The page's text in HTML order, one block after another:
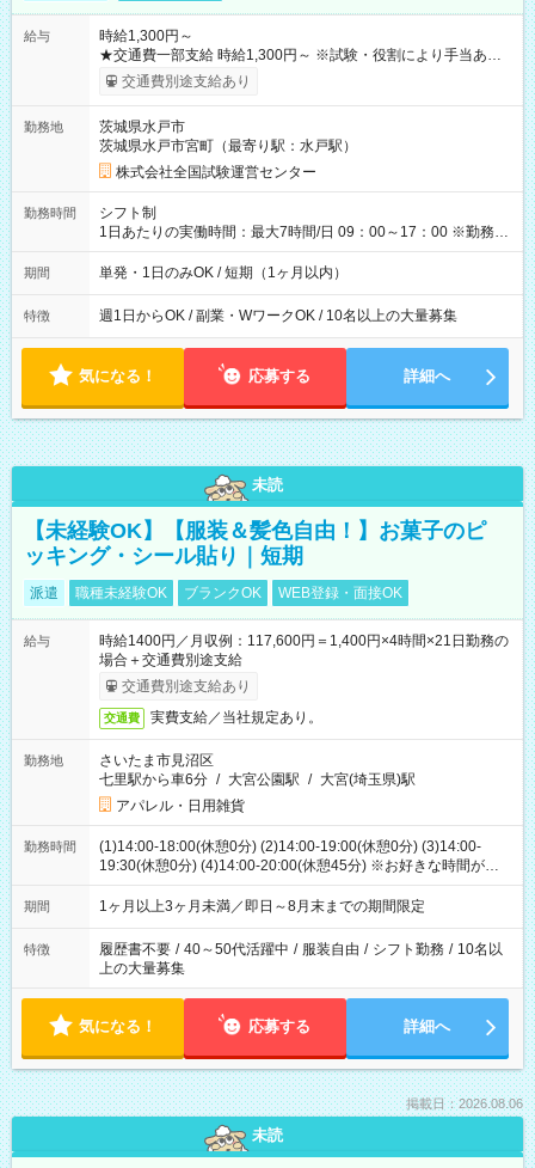
給与
時給1,300円～
★交通費一部支給 時給1,300円～ ※試験・役割により手当あり
※勤務回数により昇給あり 【即給（前払い）オプションあ
り！】 希望される場合、勤務から1週間ほどで給与の一部を受け
例】 ・河合塾模擬試験 8:30～17:30（休憩1時間） 時給1,300円
×8時間＝日収10,400円＋交通費 ※当日の役割により時給＋100
円の場合あり ・国家試験 7:00～13:30（休憩なし） 時給1,300
円（役割手当＋100円）×6時間＝日収8,400円＋交通費 【試用期
間】試用期間なし
交通費別途支給あり
勤務地
茨城県水戸市
茨城県水戸市宮町（最寄り駅：水戸駅）
株式会社全国試験運営センター
勤務時間
シフト制
1日あたりの実働時間：最大7時間/日 09：00～17：00 ※勤務時
間は 試験により異なります。
期間 単発・1日のみOK / 短期（1ヶ月以内）
特徴 週1日からOK / 副業・WワークOK / 10名以上の大量募集
気になる！ 応募する 詳細へ
未読
【未経験OK】【服装＆髪色自由！】お菓子のピ
ッキング・シール貼り｜短期
派遣 職種未経験OK ブランクOK WEB登録・面接OK
給与
時給1400円／月収例：117,600円＝1,400円×4時間×21日勤務の
場合＋交通費別途支給
交通費別途支給あり
交通費 実費支給／当社規定あり。
勤務地
さいたま市見沼区
七里駅から車6分 / 大宮公園駅 / 大宮(埼玉県)駅
アパレル・日用雑貨
勤務時間
(1)14:00-18:00(休憩0分) (2)14:00-19:00(休憩0分) (3)14:00-
19:30(休憩0分) (4)14:00-20:00(休憩45分) ※お好きな時間が選べ
ます
期間 1ヶ月以上3ヶ月未満／即日～8月末までの期間限定
特徴 履歴書不要 / 40～50代活躍中 / 服装自由 / シフト勤務 / 10名以
上の大量募集
気になる！ 応募する 詳細へ
掲載日：2026.08.06
未読